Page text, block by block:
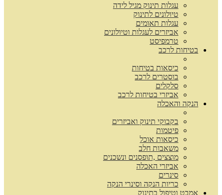
עגלות תינוק מגיל לידה
טיולונים לתינוק
עגלות תאומים
אביזרים לעגלות וטיולונים
טרמפיסט
בטיחות לרכב
כיסאות בטיחות
בוסטרים לרכב
סלקלים
אביזרי בטיחות לרכב
הנקה והאכלה
בקבוקי תינוק ואביזרים
פיטמות
כיסאות אוכל
משאבות חלב
מוצצים ,תופסנים ונשכנים
אביזרי האכלה
סינרים
כריות הנקה וסינרי הנקה
אמבט וטיפול בתינוק